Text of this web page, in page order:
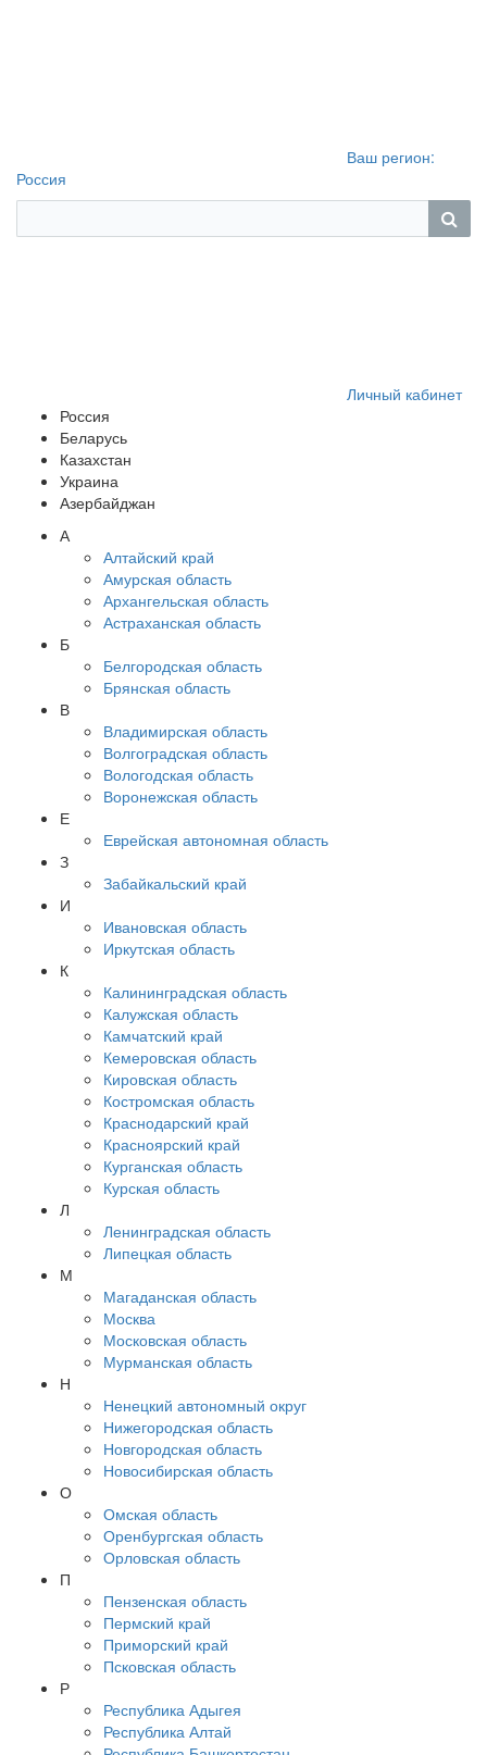
Ваш регион:
Россия
Личный кабинет
Россия
Беларусь
Казахстан
Украина
Азербайджан
А
Алтайский край
Амурская область
Архангельская область
Астраханская область
Б
Белгородская область
Брянская область
В
Владимирская область
Волгоградская область
Вологодская область
Воронежская область
Е
Еврейская автономная область
З
Забайкальский край
И
Ивановская область
Иркутская область
К
Калининградская область
Калужская область
Камчатский край
Кемеровская область
Кировская область
Костромская область
Краснодарский край
Красноярский край
Курганская область
Курская область
Л
Ленинградская область
Липецкая область
М
Магаданская область
Москва
Московская область
Мурманская область
Н
Ненецкий автономный округ
Нижегородская область
Новгородская область
Новосибирская область
О
Омская область
Оренбургская область
Орловская область
П
Пензенская область
Пермский край
Приморский край
Псковская область
Р
Республика Адыгея
Республика Алтай